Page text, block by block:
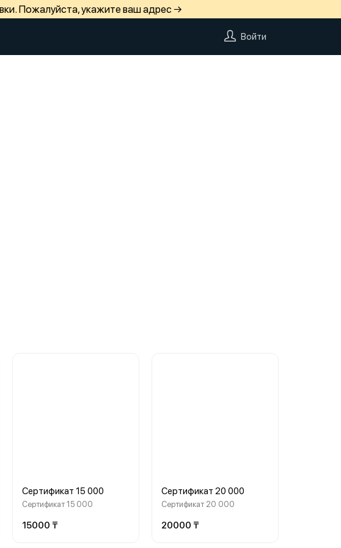
Пожалуйста, укажите ваш адрес →
Войти
Сертификат 15 000
Сертификат 15 000
15000 ₸
Сертификат 20 000
Сертификат 20 000
20000 ₸